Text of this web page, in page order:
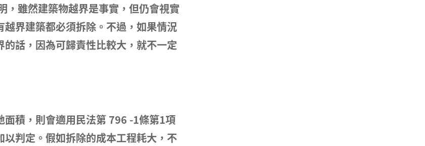
，雖然建築物越界是事實，但仍會視實
界建築都必須拆除。不過，如果情況
話，因為可歸責性比較大，就不一定
積，則會適用民法第 796 -1條第1項
判定。假如拆除的成本工程耗大，不